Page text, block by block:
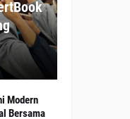
Modern
Bersama